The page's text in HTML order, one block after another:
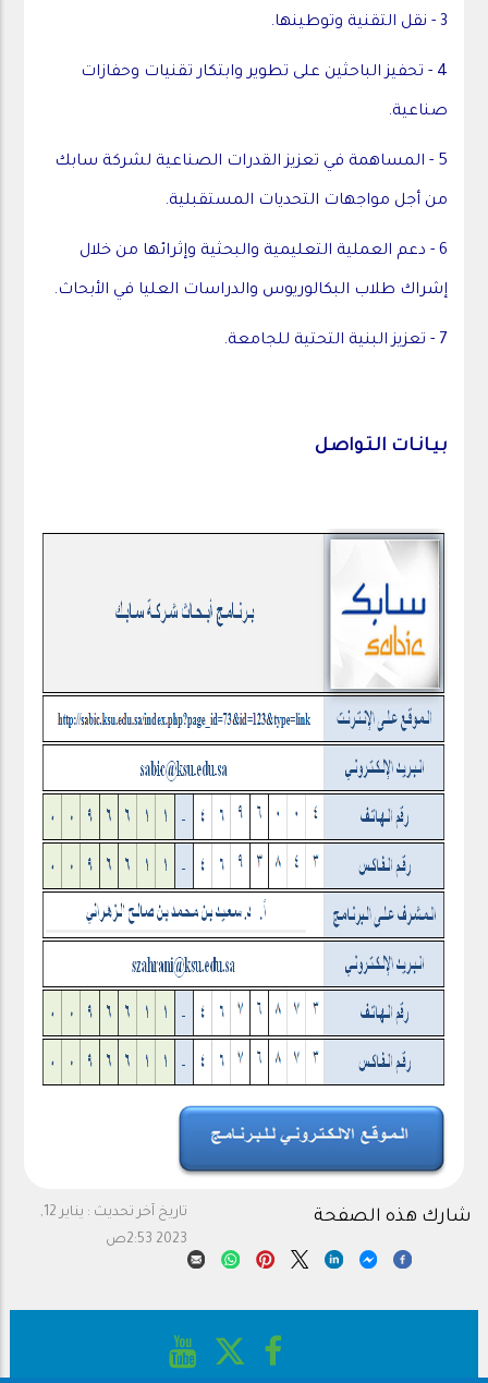
3 - نقل التقنية وتوطينها.
4 - تحفيز الباحثين على تطوير وابتكار تقنيات وحفازات
صناعية.
5 - المساهمة في تعزيز القدرات الصناعية لشركة سابك
من أجل مواجهات التحديات المستقبلية.
6 - دعم العملية التعليمية والبحثية وإثرائها من خلال
إشراك طلاب البكالوريوس والدراسات العليا في الأبحاث.
7 - تعزيز البنية التحتية للجامعة.
بـيـانـات الـتـواصـل
تاريخ آخر تحديث :
يناير 12,
2023 2:53ص
شارك هذه الصفحة